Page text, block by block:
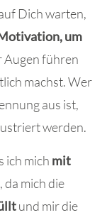
Dich warten,
um
Augen führen
machst. Wer
aus ist,
werden.
ich mich mit
, da mich die
und mir die